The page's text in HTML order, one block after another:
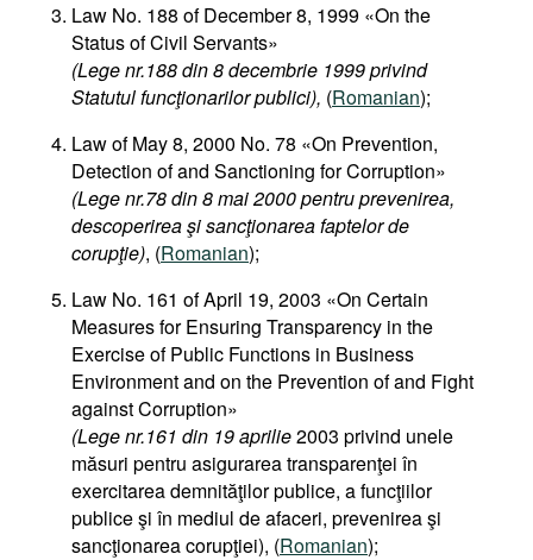
Law No. 188 of December 8, 1999 «On the
Status of Civil Servants»
(Lege nr.188 din 8 decembrie 1999 privind
Statutul funcţionarilor publici), (Romanian);
Law of May 8, 2000 No. 78 «On Prevention,
Detection of and Sanctioning for Corruption»
(Lege nr.78 din 8 mai 2000 pentru prevenirea,
descoperirea şi sancţionarea faptelor de
corupţie), (Romanian);
Law No. 161 of April 19, 2003 «On Certain
Measures for Ensuring Transparency in the
Exercise of Public Functions in Business
Environment and on the Prevention of and Fight
against Corruption»
(Lege nr.161 din 19 aprilie2003 privind unele
măsuri pentru asigurarea transparenţei în
exercitarea demnităţilor publice, a funcţiilor
publice şi în mediul de afaceri, prevenirea şi
sancţionarea corupţiei), (Romanian);